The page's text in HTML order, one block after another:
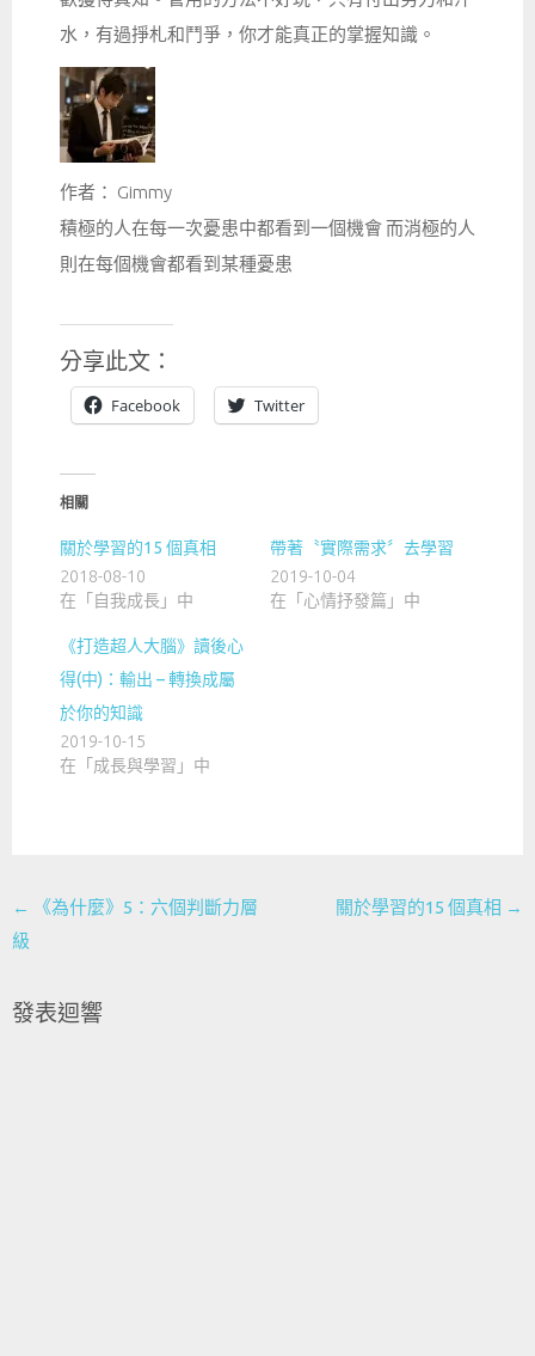
水，有過掙札和鬥爭，你才能真正的掌握知識。
作者： Gimmy
積極的人在每一次憂患中都看到一個機會 而消極的人
則在每個機會都看到某種憂患
分享此文：
Facebook Twitter
相關
關於學習的15 個真相
2018-08-10
在「自我成長」中
帶著〝實際需求〞去學習
2019-10-04
在「心情抒發篇」中
《打造超人大腦》讀後心
得(中)：輸出 – 轉換成屬
於你的知識
2019-10-15
在「成長與學習」中
Post
navigation
←
《為什麼》5：六個判斷力層
級
關於學習的15 個真相 →
發表迴響